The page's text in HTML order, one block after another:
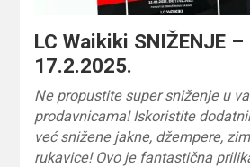
LC Waikiki SNIŽENJE –
17.2.2025.
Ne propustite super sniženje u
prodavnicama! Iskoristite
već snižene jakne, džempere,
rukavice! Ovo je fantastična